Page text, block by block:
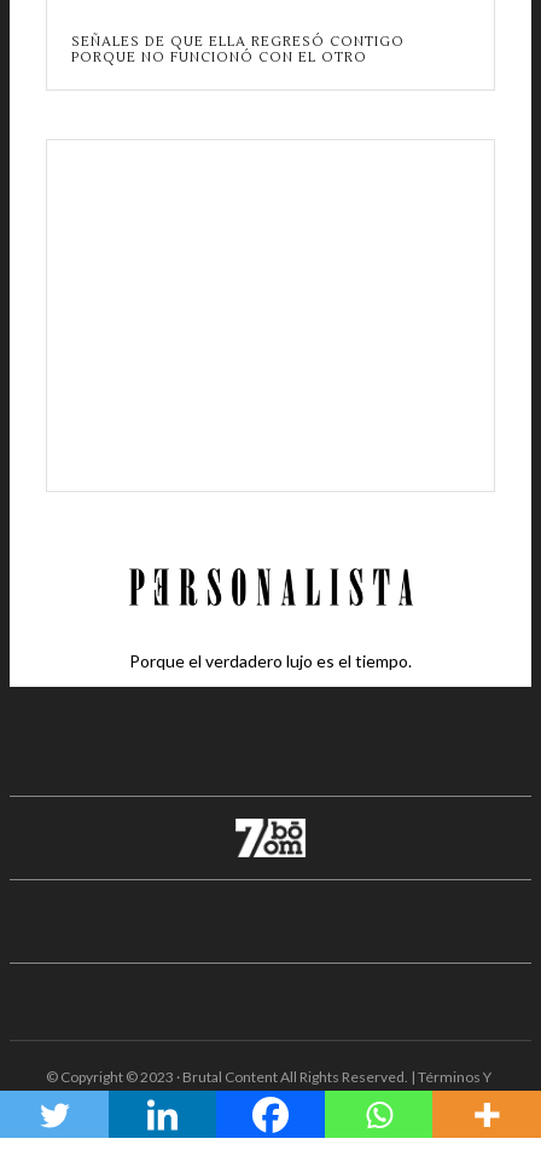
SEÑALES DE QUE ELLA REGRESÓ CONTIGO
PORQUE NO FUNCIONÓ CON EL OTRO
Porque el verdadero lujo es el tiempo.
© Copyright © 2023 · Brutal Content All Rights Reserved. | Términos Y
Condiciones · Aviso De Privacidad